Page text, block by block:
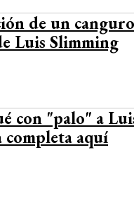
de un
Luis Slimming
con "palo" a
aquí